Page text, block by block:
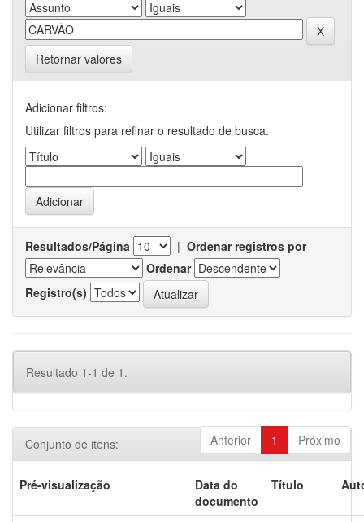
Retornar valores
Adicionar filtros:
Utilizar filtros para refinar o resultado de busca.
Resultados/Página | Ordenar registros por
Ordenar
Registro(s)
Resultado 1-1 de 1.
Anterior 1 Próximo
Conjunto de itens:
Pré-visualização
Data do
documento
Título